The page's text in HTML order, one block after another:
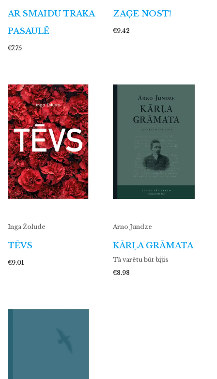
AR SMAIDU TRAKĀ
PASAULĒ
€7.75
ZĀĢĒ NOST!
€9.42
Inga Žolude
TĒVS
€9.01
Arno Jundze
KĀRĻA GRĀMATA
Tā varētu būt bijis
€8.98